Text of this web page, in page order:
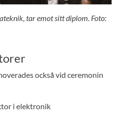
tar emot sitt diplom. Foto:
också vid ceremonin
i elektronik